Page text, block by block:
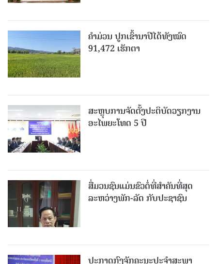
ຄໍາມ່ວນ ປູກເຂົ້ານາປີໄດ້ທັງໝົດ
91,472 ເຮັກຕາ
ສະຫຼຸບການຈັດຕັ້ງປະຕິບັດວຽກງານ
ອະໄພຍະໂທດ 5 ປີ
ສື່ມວນຊົນແມ່ນຂົວຕໍ່ທີ່ສໍາຄັນທີ່ສຸດ
ລະຫວ່າງພັກ-ລັດ ກັບປະຊາຊົນ
ປະກາດກົງຈັກຄະນະປະຈໍາສະພາ